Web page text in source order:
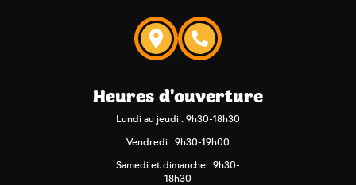
Heures d'ouverture
Lundi au jeudi : 9h30-18h30
Vendredi : 9h30-19h00
Samedi et dimanche : 9h30-
18h30